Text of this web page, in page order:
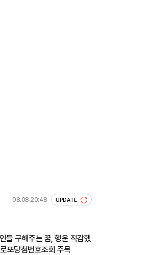
08.08 20:48 UPDATE
들 구해주는 꿈, 행운 직감했
또당첨번호조회 주목